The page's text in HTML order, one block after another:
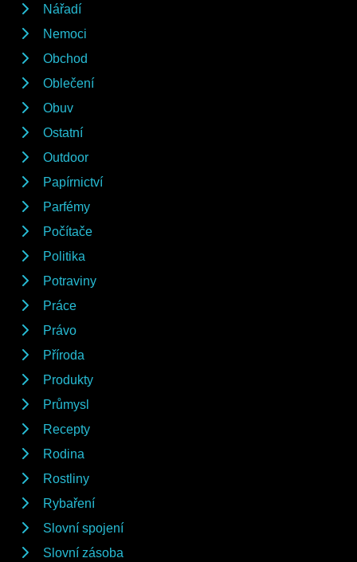
Nářadí
Nemoci
Obchod
Oblečení
Obuv
Ostatní
Outdoor
Papírnictví
Parfémy
Počítače
Politika
Potraviny
Práce
Právo
Příroda
Produkty
Průmysl
Recepty
Rodina
Rostliny
Rybaření
Slovní spojení
Slovní zásoba